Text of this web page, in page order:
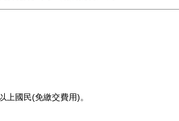
上國民(免繳交費用)。